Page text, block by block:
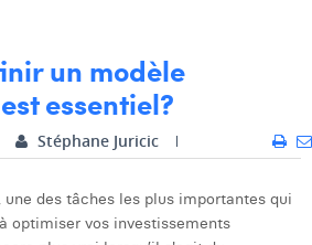
un modèle
essentiel?
Stéphane Juricic
des tâches les plus importantes qui
optimiser vos investissements